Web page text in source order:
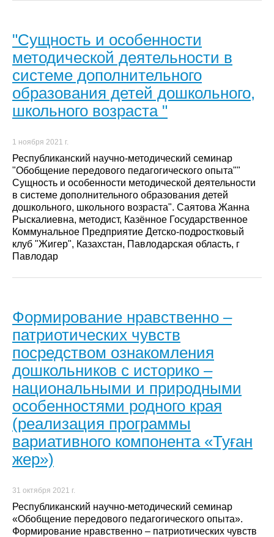
"Сущность и особенности
методической деятельности в
системе дополнительного
образования детей дошкольного,
школьного возраста "
1 ноября 2021 г.
Республиканский научно-методический семинар
"Обобщение передового педагогического опыта""
Сущность и особенности методической деятельности
в системе дополнительного образования детей
дошкольного, школьного возраста". Саятова Жанна
Рыскалиевна, методист, Казённое Государственное
Коммунальное Предприятие Детско-подростковый
клуб "Жигер", Казахстан, Павлодарская область, г
Павлодар
Формирование нравственно –
патриотических чувств
посредством ознакомления
дошкольников с историко –
национальными и природными
особенностями родного края
(реализация программы
вариативного компонента «Туған
жер»)
31 октября 2021 г.
Республиканский научно-методический семинар
«Обобщение передового педагогического опыта».
Формирование нравственно – патриотических чувств